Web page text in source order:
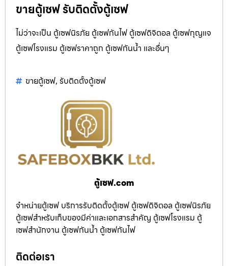
ขายตู้เซฟ รับติดตั้งตู้เซฟ
ไม่ว่าจะเป็น ตู้เซฟนิรภัย ตู้เซฟกันไฟ ตู้เซฟดิจิตอล ตู้เซฟกุญแจ
ตู้เซฟโรงแรม ตู้เซฟราคาถูก ตู้เซฟกันน้ำ และอื่นๆ
ขายตู้เซฟ, รับติดตั้งตู้เซฟ
ตู้เซฟ.com
จำหน่ายตู้เซฟ บริการรับติดตั้งตู้เซฟ ตู้เซฟดิจิตอล ตู้เซฟนิรภัย
ตู้เซฟสำหรับเก็บของมีค่าและเอกสารสำคัญ ตู้เซฟโรงแรม ตู้
เซฟสำนักงาน ตู้เซฟกันน้ำ ตู้เซฟกันไฟ
ติดต่อเรา